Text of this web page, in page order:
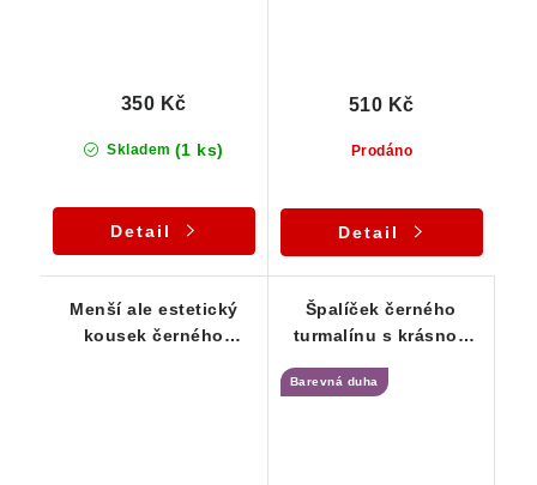
Skladem (1 ks)
350 Kč
Detail
Prodáno
510 Kč
Detail
Menší ale estetický
kousek černého
Špalíček černého
turmalínu s krásnou
duhou - 9 g
Barevná duha